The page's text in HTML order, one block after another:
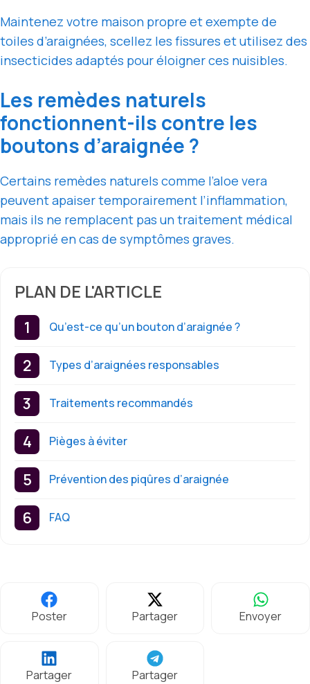
Maintenez votre maison propre et exempte de
toiles d’araignées, scellez les fissures et utilisez des
insecticides adaptés pour éloigner ces nuisibles.
Les remèdes naturels
fonctionnent-ils contre les
boutons d’araignée ?
Certains remèdes naturels comme l’aloe vera
peuvent apaiser temporairement l’inflammation,
mais ils ne remplacent pas un traitement médical
approprié en cas de symptômes graves.
PLAN DE L'ARTICLE
Qu’est-ce qu’un bouton d’araignée ?
Types d’araignées responsables
Traitements recommandés
Pièges à éviter
Prévention des piqûres d’araignée
FAQ
Poster Partager Envoyer
Partager Partager